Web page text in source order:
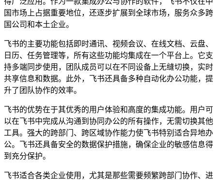
国市场上占据重要地位，还逐步扩展到全球市场，服务众多跨
国公司和本土企业。
飞书的主要功能包括即时通讯、视频会议、在线文档、云盘、
日历、任务管理等，所有这些功能均集成在一个平台上。它支
持多端同步使用，团队成员可以在不同设备上无缝切换，实时
共享信息和数据。此外，飞书还具备多种自动化办公功能，提
升了团队协作的效率。
飞书的优势在于其优秀的用户体验和高度的集成功能。用户可
以在飞书中完成从沟通到协同办公的所有操作，无需切换其他
工具。强大的跨部门、跨区域协作能力使飞书特别适合异地办
公。飞书还具备安全的数据保护措施，确保企业的敏感信息得
到充分保护。
飞书适合各类企业使用，尤其是那些需要频繁跨部门协作、进